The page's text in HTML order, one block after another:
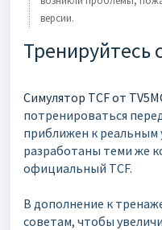
версии.
Тренируйтесь
Симулятор TCF от
потренироваться
приближен к реальным
разработаны теми же
официальный TCF.
В дополнение к
советам, чтобы